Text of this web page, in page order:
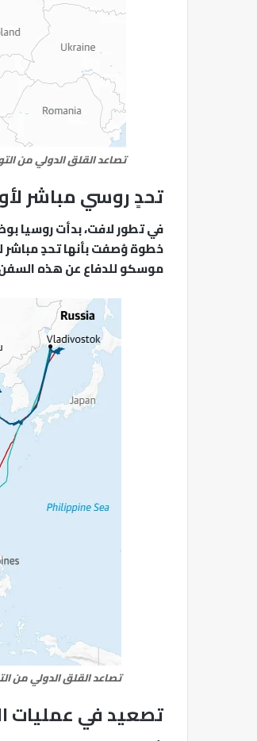
تصاعد القلق الدولي من
تحدٍ روسي مباشر
في تطور لافت، بدأت روسيا
خطوة وُصفت بأنها تحدٍ مباشر
موسكو للدفاع عن هذه السفن
تصاعد القلق الدولي من
تصعيد في عمليات